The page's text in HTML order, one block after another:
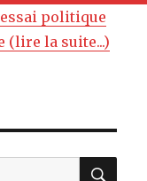
politique
(lire la suite...)